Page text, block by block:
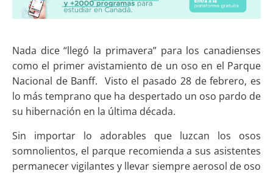
Nada dice “llegó la primavera” para los canadienses
como el primer avistamiento de un oso en el Parque
Nacional de Banff. Visto el pasado 28 de febrero, es
lo más temprano que ha despertado un oso pardo de
su hibernación en la última década.
Sin importar lo adorables que luzcan los osos
somnolientos, el parque recomienda a sus asistentes
permanecer vigilantes y llevar siempre aerosol de oso